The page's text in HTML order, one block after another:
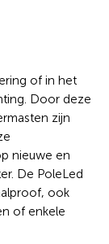
of in het
Door deze
zijn
nieuwe en
De PoleLed
ook
of enkele